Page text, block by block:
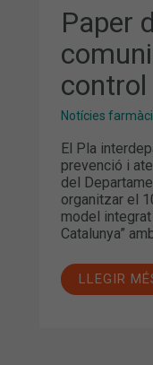
Paper
control
Notícies
El Pla
prevenció i
del
organitzar el
model
Catalunya”
PREVENCIÓ
CONTROL
DE
L’MPOC
LLEGIR